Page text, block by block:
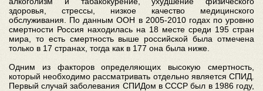
здоровья, стрессы, низкое качество медицинского
обслуживания. По данным ООН в 2005-2010 годах по уровню
смертности Россия находилась на 18 месте среди 195 стран
мира, то есть смертность выше российской была отмечена
только в 17 странах, тогда как в 177 она была ниже.
Одним из факторов определяющих высокую смертность,
который необходимо рассматривать отдельно является СПИД.
Первый случай заболевания СПИДом в СССР был в 1986 году,